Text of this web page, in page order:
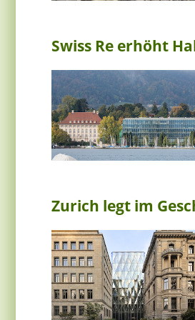
Swiss Re erhöht
Zurich legt im